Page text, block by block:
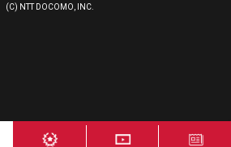
(C) NTT DOCOMO, INC.